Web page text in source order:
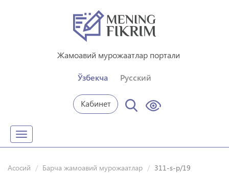
Жамоавий мурожаатлар портали
Ўзбекча Русский
Кабинет
Toggle
navigation
Асосий Барча жамоавий мурожаатлар 311-s-p/19